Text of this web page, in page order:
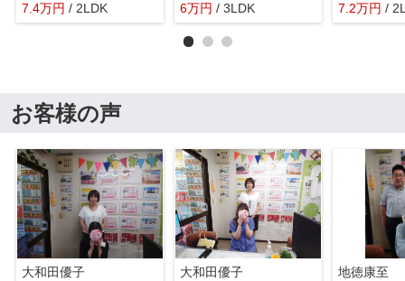
7.4万円 / 2LDK
6万円 / 3LDK
7.2万円 /
お客様の声
大和田優子 大和田優子 地徳康至